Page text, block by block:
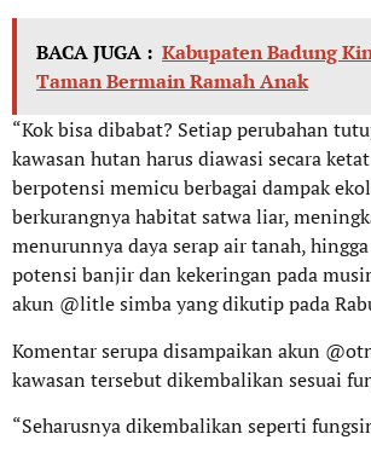
BACA JUGA : Kabupaten Badung
Taman Bermain Ramah Anak
“Kok bisa dibabat? Setiap perubahan
kawasan hutan harus diawasi secara
berpotensi memicu berbagai dampak
berkurangnya habitat satwa liar,
menurunnya daya serap air tanah,
potensi banjir dan kekeringan pada
akun @litle simba yang dikutip pada
Komentar serupa disampaikan akun
kawasan tersebut dikembalikan sesuai
“Seharusnya dikembalikan seperti